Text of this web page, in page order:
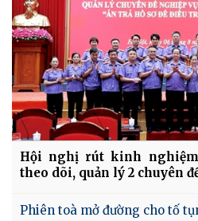
Hội nghị rút kinh
theo dõi, quản lý 2 chuyên
Phiên toà mở đường cho tố